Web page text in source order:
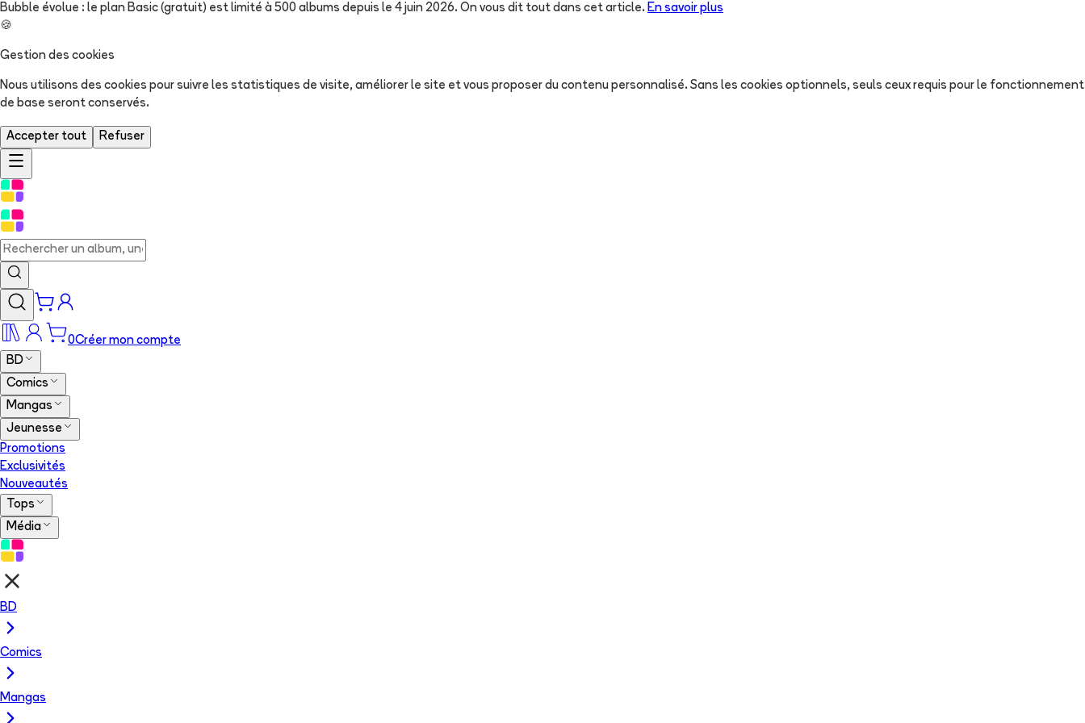
Bubble évolue : le plan Basic (gratuit) est limité à 500 albums depuis le 4 juin 2026. On vous dit tout dans cet article. En savoir plus
🍪
Gestion des cookies
Nous utilisons des cookies pour suivre les statistiques de visite, améliorer le site et vous proposer du contenu personnalisé. Sans les cookies optionnels, seuls ceux requis pour le fonctionnement
de base seront conservés.
Accepter tout Refuser
0Créer mon compte
BD
Comics
Mangas
Jeunesse
Promotions
Exclusivités
Nouveautés
Tops
Média
BD
Comics
Mangas